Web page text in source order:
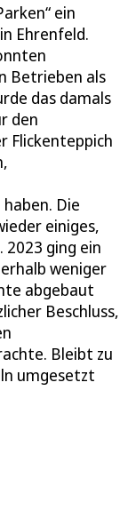
ein
Ehrenfeld.
Betrieben als
das damals
den
Flickenteppich
Die
einiges,
2023 ging ein
weniger
abgebaut
Beschluss,
Bleibt zu
umgesetzt